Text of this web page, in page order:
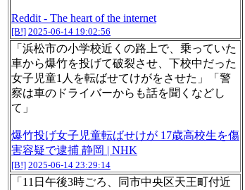
Reddit - The heart of the internet
[B!] 2025-06-14 19:02:56
「浜松市の小学校近くの路上で、乗っていた
車から爆竹を投げて破裂させ、下校中だった
女子児童1人を転ばせてけがをさせた」「警
察は車のドライバーからも話を聞くなどし
て」
爆竹投げ女子児童転ばせけが 17歳高校生を傷
害容疑で逮捕 静岡 | NHK
[B!] 2025-06-14 23:29:14
「11日午後3時ごろ、同市中央区天王町付近